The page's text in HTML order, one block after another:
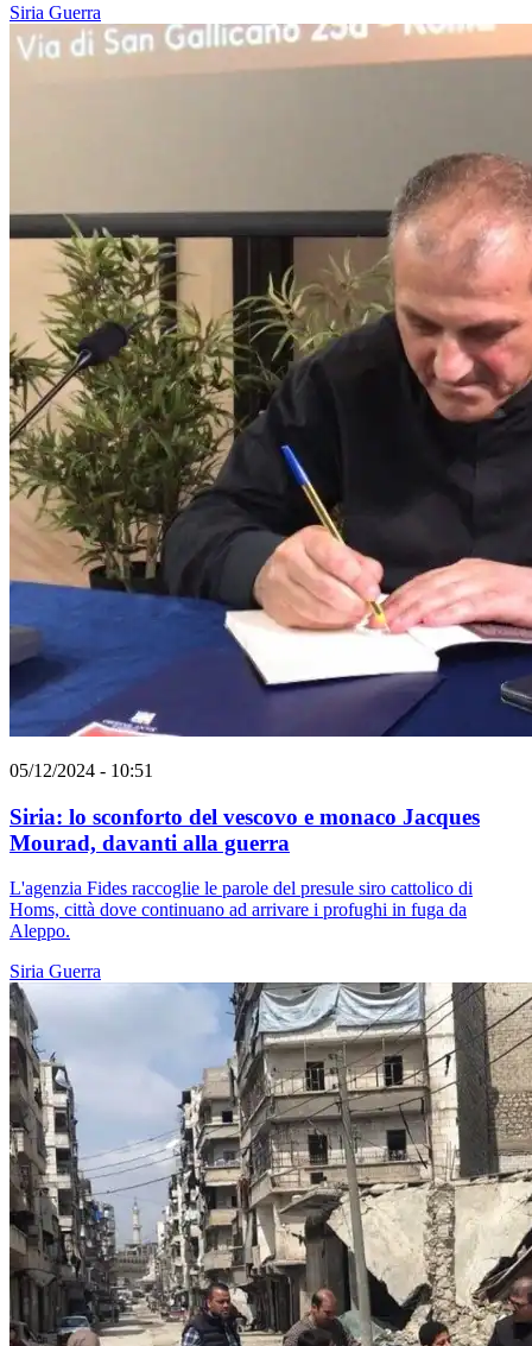
Siria Guerra
05/12/2024 - 10:51
Siria: lo sconforto del vescovo e monaco Jacques
Mourad, davanti alla guerra
L'agenzia Fides raccoglie le parole del presule siro cattolico di
Homs, città dove continuano ad arrivare i profughi in fuga da
Aleppo.
Siria Guerra